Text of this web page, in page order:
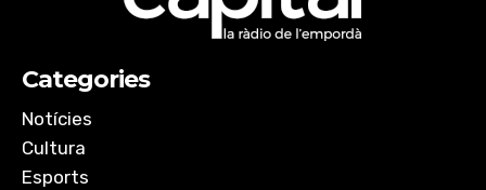
Categories
Notícies
Cultura
Esports